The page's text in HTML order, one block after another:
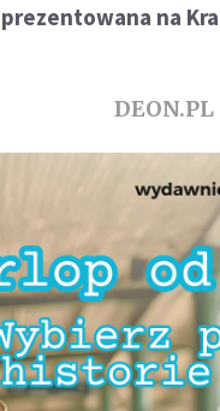
prezentowana na
DEON.PL